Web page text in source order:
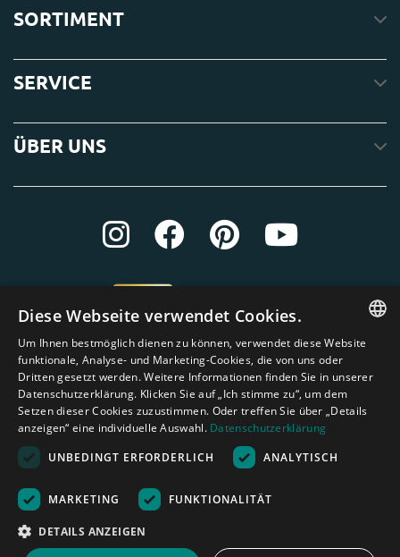
SORTIMENT
SERVICE
ÜBER UNS
Nederland|Deutschland| België|Belgique |España
Kingdom
ENGLISH
DUTCH
GERMAN
Diese Webseite verwendet Cookies.
Um Ihnen bestmöglich dienen zu können, verwendet diese Website
funktionale, Analyse- und Marketing-Cookies, die von uns oder
Dritten gesetzt werden. Weitere Informationen finden Sie in unserer
Datenschutzerklärung. Klicken Sie auf „Ich stimme zu“, um dem
Setzen dieser Cookies zuzustimmen. Oder treffen Sie über „Details
anzeigen“ eine individuelle Auswahl. Datenschutzerklärung
UNBEDINGT ERFORDERLICH
ANALYTISCH
MARKETING FUNKTIONALITÄT
DETAILS ANZEIGEN